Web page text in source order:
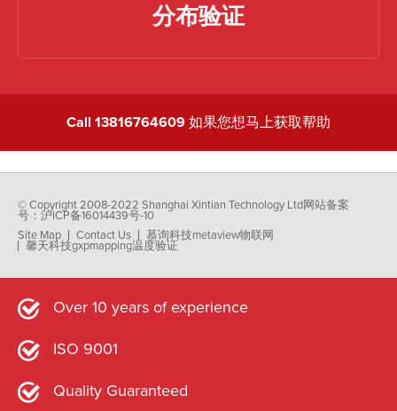
分布验证
Call 13816764609 如果您想马上获取帮助
© Copyright 2008-2022 Shanghai Xintian Technology Ltd网站备案
号：沪ICP备16014439号-10
Site Map
Contact Us 慕询科技metaview物联网
馨天科技gxpmapping温度验证
Over 10 years of experience
ISO 9001
Quality Guaranteed